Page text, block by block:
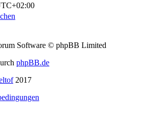
Software © phpBB Limited
phpBB.de
2017